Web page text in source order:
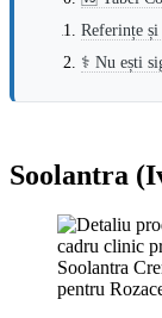
Referințe
⚕️ Nu ești
Soolantra
Soolantra
pentru